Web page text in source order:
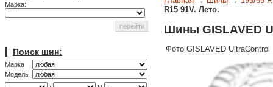
Марка:
Поиск шин:
Марка
Модель
R15 91V. Лето.
Шины GISLAVED
Фото GISLAVED UltraControl